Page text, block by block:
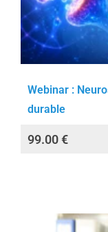
Webinar :
durable
99.00€